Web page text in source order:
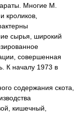
Многие М.
кроликов,
сырья, широкий
совершенная
К началу 1973 в
содержания скота,
кишечный,